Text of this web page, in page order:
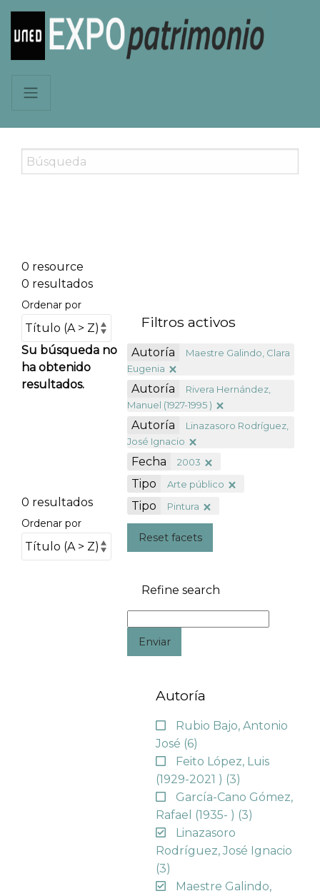
0 resource
0 resultados
Ordenar por
Su búsqueda no
ha obtenido
resultados.
0 resultados
Ordenar por
Filtros activos
Autoría
Maestre Galindo, Clara
Eugenia
Autoría
Rivera Hernández,
Manuel (1927-1995 )
Autoría
Linazasoro Rodríguez,
José Ignacio
Fecha 2003
Tipo Arte público
Tipo Pintura
Reset facets
Refine search
Enviar
Autoría
Rubio Bajo, Antonio
José (6)
Feito López, Luis
(1929-2021 ) (3)
García-Cano Gómez,
Rafael (1935- ) (3)
Linazasoro
Rodríguez, José Ignacio
(3)
Maestre Galindo,